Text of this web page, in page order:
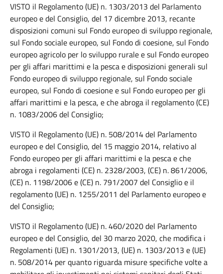
VISTO il Regolamento (UE) n. 1303/2013 del Parlamento
europeo e del Consiglio, del 17 dicembre 2013, recante
disposizioni comuni sul Fondo europeo di sviluppo regionale,
sul Fondo sociale europeo, sul Fondo di coesione, sul Fondo
europeo agricolo per lo sviluppo rurale e sul Fondo europeo
per gli affari marittimi e la pesca e disposizioni generali sul
Fondo europeo di sviluppo regionale, sul Fondo sociale
europeo, sul Fondo di coesione e sul Fondo europeo per gli
affari marittimi e la pesca, e che abroga il regolamento (CE)
n. 1083/2006 del Consiglio;
VISTO il Regolamento (UE) n. 508/2014 del Parlamento
europeo e del Consiglio, del 15 maggio 2014, relativo al
Fondo europeo per gli affari marittimi e la pesca e che
abroga i regolamenti (CE) n. 2328/2003, (CE) n. 861/2006,
(CE) n. 1198/2006 e (CE) n. 791/2007 del Consiglio e il
regolamento (UE) n. 1255/2011 del Parlamento europeo e
del Consiglio;
VISTO il Regolamento (UE) n. 460/2020 del Parlamento
europeo e del Consiglio, del 30 marzo 2020, che modifica i
Regolamenti (UE) n. 1301/2013, (UE) n. 1303/2013 e (UE)
n. 508/2014 per quanto riguarda misure specifiche volte a